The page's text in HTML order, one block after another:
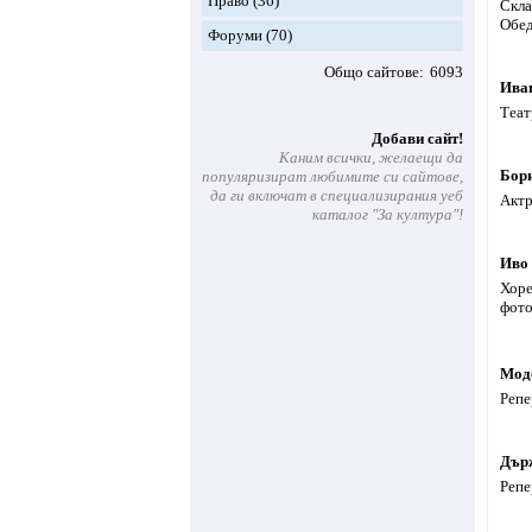
Форуми (70)
Общо сайтове 6093
Добави сайт!
Каним всички, желаещи да
популяризират любимите си сайтове,
да ги включат в специализирания уеб
каталог "За култура"!
Иво